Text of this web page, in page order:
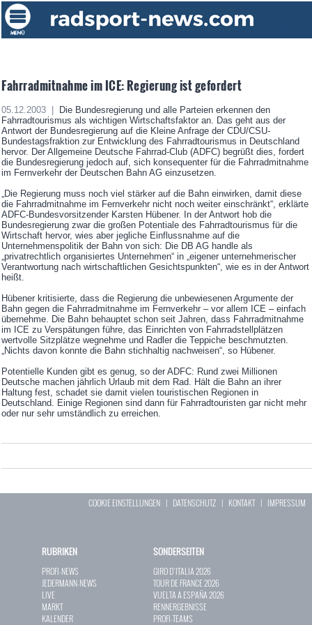
Fahrradmitnahme im ICE: Regierung ist gefordert
05.12.2003 |
Die Bundesregierung und alle Parteien erkennen den
Fahrradtourismus als wichtigen Wirtschaftsfaktor an. Das geht aus der
Antwort der Bundesregierung auf die Kleine Anfrage der CDU/CSU-
Bundestagsfraktion zur Entwicklung des Fahrradtourismus in Deutschland
hervor. Der Allgemeine Deutsche Fahrrad-Club (ADFC) begrüßt dies, fordert
die Bundesregierung jedoch auf, sich konsequenter für die Fahrradmitnahme
im Fernverkehr der Deutschen Bahn AG einzusetzen.
„Die Regierung muss noch viel stärker auf die Bahn einwirken, damit diese
die Fahrradmitnahme im Fernverkehr nicht noch weiter einschränkt“, erklärte
ADFC-Bundesvorsitzender Karsten Hübener. In der Antwort hob die
Bundesregierung zwar die großen Potentiale des Fahrradtourismus für die
Wirtschaft hervor, wies aber jegliche Einflussnahme auf die
Unternehmenspolitik der Bahn von sich: Die DB AG handle als
„privatrechtlich organisiertes Unternehmen“ in „eigener unternehmerischer
Verantwortung nach wirtschaftlichen Gesichtspunkten“, wie es in der Antwort
heißt.
Hübener kritisierte, dass die Regierung die unbewiesenen Argumente der
Bahn gegen die Fahrradmitnahme im Fernverkehr – vor allem ICE – einfach
übernehme. Die Bahn behauptet schon seit Jahren, dass Fahrradmitnahme
im ICE zu Verspätungen führe, das Einrichten von Fahrradstellplätzen
wertvolle Sitzplätze wegnehme und Radler die Teppiche beschmutzten.
„Nichts davon konnte die Bahn stichhaltig nachweisen“, so Hübener.
Potentielle Kunden gibt es genug, so der ADFC: Rund zwei Millionen
Deutsche machen jährlich Urlaub mit dem Rad. Hält die Bahn an ihrer
Haltung fest, schadet sie damit vielen touristischen Regionen in
Deutschland. Einige Regionen sind dann für Fahrradtouristen gar nicht mehr
oder nur sehr umständlich zu erreichen.
COOKIE EINSTELLUNGEN | DATENSCHUTZ | KONTAKT| IMPRESSUM
RUBRIKEN
PROFI-NEWS
JEDERMANN-NEWS
LIVE
MARKT
KALENDER
SONDERSEITEN
GIRO D`ITALIA 2026
TOUR DE FRANCE 2026
VUELTA A ESPAÑA 2026
RENNERGEBNISSE
PROFI-TEAMS